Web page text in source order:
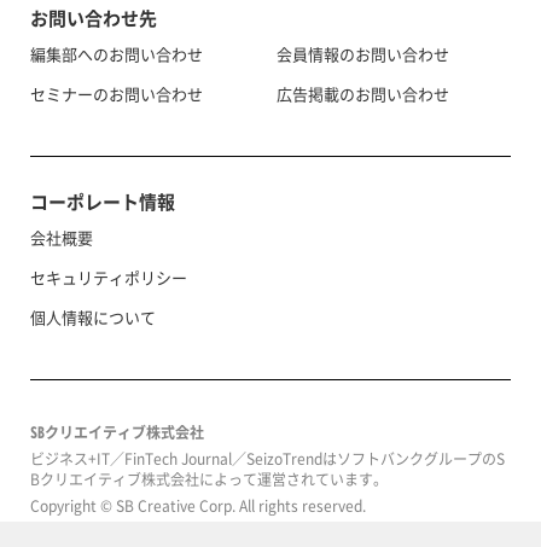
お問い合わせ先
編集部へのお問い合わせ
セミナーのお問い合わせ
会員情報のお問い合わせ
広告掲載のお問い合わせ
コーポレート情報
会社概要
セキュリティポリシー
個人情報について
SBクリエイティブ株式会社
ビジネス+IT／FinTech Journal／SeizoTrendはソフトバンクグループのS
Bクリエイティブ株式会社によって運営されています。
Copyright © SB Creative Corp. All rights reserved.